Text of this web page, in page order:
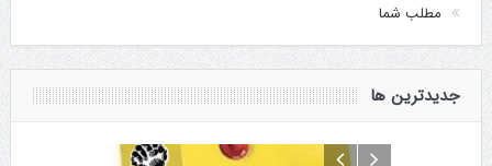
مطلب شما
جدیدترین ها